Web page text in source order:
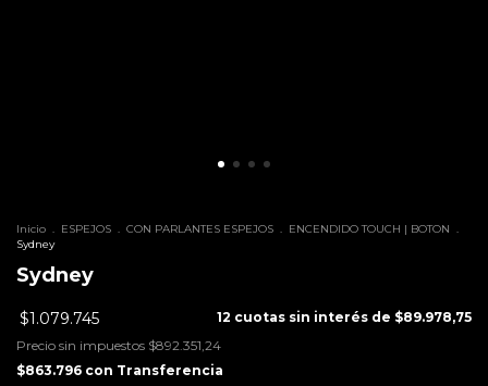
Inicio . ESPEJOS . CON PARLANTES ESPEJOS . ENCENDIDO TOUCH | BOTON .
Sydney
Sydney
$1.079.745 12 cuotas sin interés de $89.978,75
Precio sin impuestos $892.351,24
$863.796 con Transferencia